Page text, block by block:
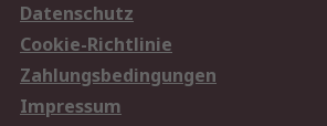
Datenschutz
Cookie-Richtlinie
Zahlungsbedingungen
Impressum